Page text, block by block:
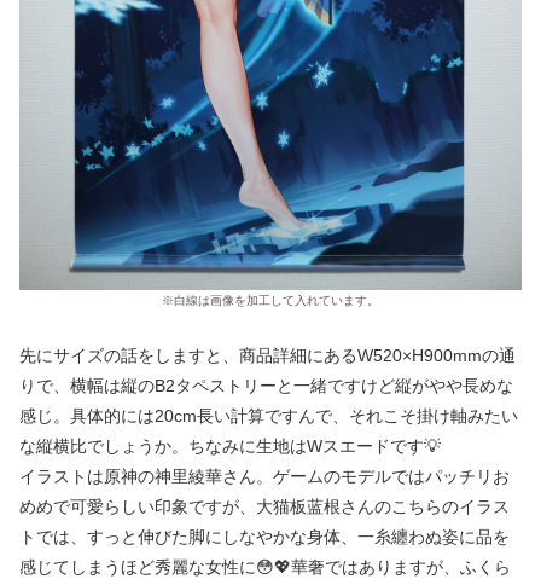
※白線は画像を加工して入れています。
先にサイズの話をしますと、商品詳細にあるW520×H900mmの通
りで、横幅は縦のB2タペストリーと一緒ですけど縦がやや長めな
感じ。具体的には20cm長い計算ですんで、それこそ掛け軸みたい
な縦横比でしょうか。ちなみに生地はWスエードです💡
イラストは原神の神里綾華さん。ゲームのモデルではパッチリお
めめで可愛らしい印象ですが、大猫板蓝根さんのこちらのイラス
トでは、すっと伸びた脚にしなやかな身体、一糸纏わぬ姿に品を
感じてしまうほど秀麗な女性に😳💖華奢ではありますが、ふくら